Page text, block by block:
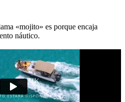
«mojito» es porque encaja
náutico.